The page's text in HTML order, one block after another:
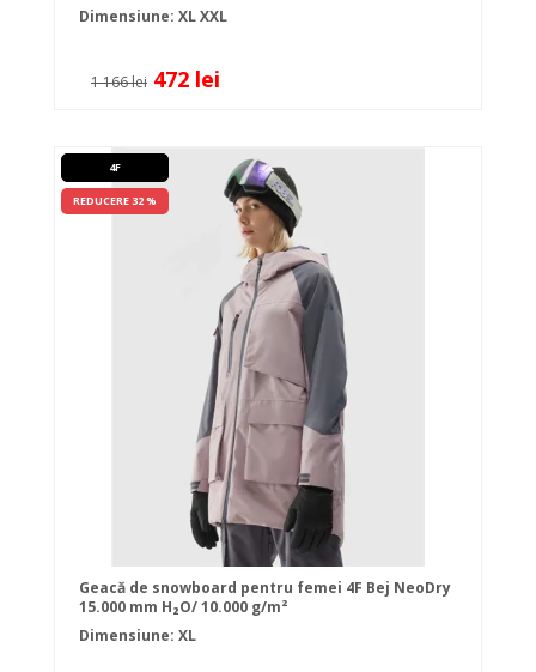
Dimensiune: XLXXL
1 166 lei 472 lei
4F
REDUCERE 32 %
Geacă de snowboard pentru femei 4F Bej NeoDry
15.000 mm H₂O/ 10.000 g/m²
Dimensiune: XL